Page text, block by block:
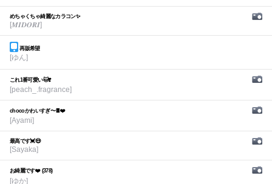
めちゃくちゃ綺麗なカラコン✨
[𝑴𝑰𝑫𝑶𝑹𝑰]
再販希望
[ゆん]
これ1番可愛い🐱❣️
[peach_.fragrance]
chocoかわいすぎ〜🍫❤️
[Ayami]
最高です💓😍
[Sayaka]
お綺麗です❤️ (378)
[ゆか]